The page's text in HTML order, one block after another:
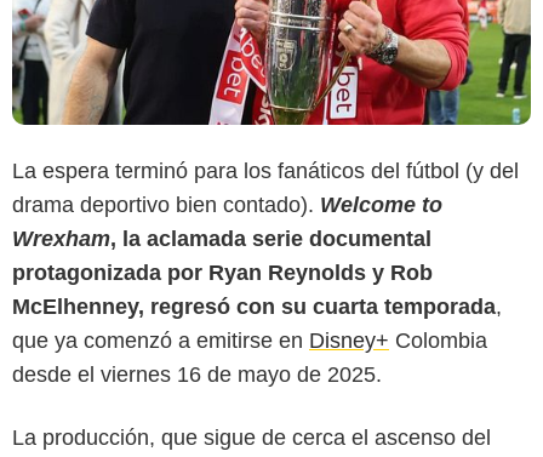
La espera terminó para los fanáticos del fútbol (y del
drama deportivo bien contado). Welcome to
Wrexham, la aclamada serie documental
protagonizada por Ryan Reynolds y Rob
McElhenney, regresó con su cuarta temporada,
que ya comenzó a emitirse en Disney+ Colombia
desde el viernes 16 de mayo de 2025.
La producción, que sigue de cerca el ascenso del